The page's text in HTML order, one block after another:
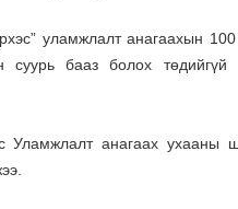
уламжлалт анагаахын 100
суурь бааз болох
Уламжлалт анагаах ухааны